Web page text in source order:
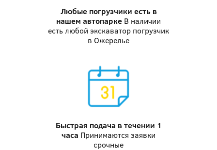
Любые погрузчики есть в
нашем автопарке В наличии
есть любой экскаватор погрузчик
в Ожерелье
Быстрая подача в течении 1
часа Принимаются заявки
срочные